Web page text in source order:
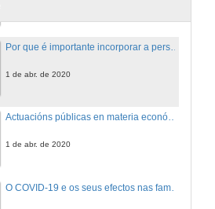
1 de abr. de 2020
Actuacións públicas en materia económica para combater os efectos do COVID-19
1 de abr. de 2020